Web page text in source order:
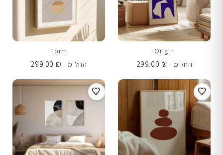
Origin
החל מ -
299.00 ₪
Form
החל מ -
299.00 ₪